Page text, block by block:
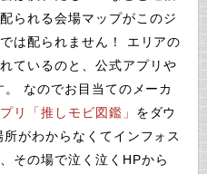
られる会場マップがこのジ
れません！ エリアの
ているのと、公式アプリや
カ
リ「推しモビ図鑑」 をダウ
その場で泣く泣くHPから